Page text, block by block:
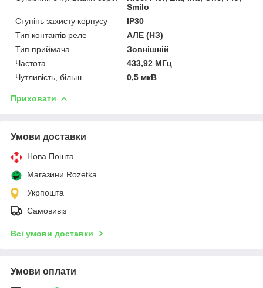
Smilo
Ступінь захисту корпусу
IP30
Тип контактів реле
АЛЕ (НЗ)
Тип приймача
Зовнішній
Частота
433,92 МГц
Чутливість, більш
0,5 мкВ
Приховати
Умови доставки
Нова Пошта
Магазини Rozetka
Укрпошта
Самовивіз
Всі умови доставки
Умови оплати